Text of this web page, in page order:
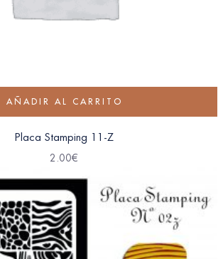
AÑADIR AL CARRITO
Placa Stamping 11-Z
2.00€